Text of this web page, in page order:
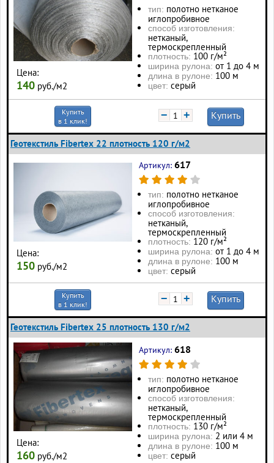
Цена:
140 руб./м2
тип: полотно нетканое
иглопробивное
способ изготовления:
нетканый,
термоскрепленный
плотность: 100 г/м²
ширина рулона: от 1 до 4 м
длина в рулоне: 100 м
цвет: серый
Купить
в 1 клик!
− + Купить
Геотекстиль Fibertex 22 плотность 120 г/м2
Цена:
150 руб./м2
Артикул: 617
тип: полотно нетканое
иглопробивное
способ изготовления:
нетканый,
термоскрепленный
плотность: 120 г/м²
ширина рулона: от 1 до 4 м
длина в рулоне: 100 м
цвет: серый
Купить
в 1 клик!
− + Купить
Геотекстиль Fibertex 25 плотность 130 г/м2
Цена:
160 руб./м2
Артикул: 618
тип: полотно нетканое
иглопробивное
способ изготовления:
нетканый,
термоскрепленный
плотность: 130 г/м²
ширина рулона: 2 или 4 м
длина в рулоне: 100 м
цвет: серый